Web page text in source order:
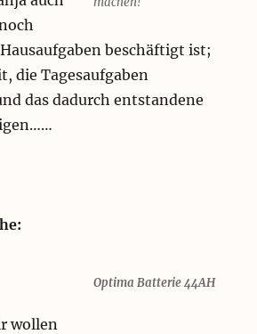
beschäftigt ist;
die Tagesaufgaben
das dadurch entstandene
Optima Batterie 44AH
wollen